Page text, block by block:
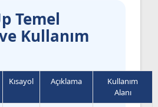
Temel
Kullanım
Kısayol Açıklama
Kullanım
Alanı